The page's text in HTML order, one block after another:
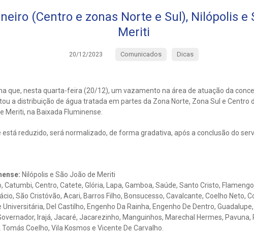
(Centro e zonas Norte e Sul), Nilópolis e
Meriti
20/12/2023 Comunicados Dicas
que, nesta quarta-feira (20/12), um vazamento na área de atuação da
a distribuição de água tratada em partes da Zona Norte, Zona Sul e Centro
Meriti, na Baixada Fluminense.
reduzido, será normalizado, de forma gradativa, após a conclusão do
Nilópolis e São João de Meriti
Catumbi, Centro, Catete, Glória, Lapa, Gamboa, Saúde, Santo Cristo,
São Cristóvão, Acari, Barros Filho, Bonsucesso, Cavalcante, Coelho Neto,
Del Castilho, Engenho Da Rainha, Engenho De Dentro,
Irajá, Jacaré, Jacarezinho, Manguinhos, Marechal Hermes, Pavuna,
Coelho, Vila Kosmos e Vicente De Carvalho.